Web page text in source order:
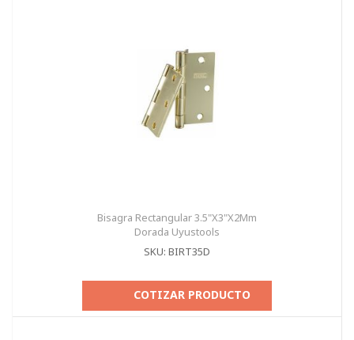
Bisagra Rectangular 3.5"X3"X2Mm
Dorada Uyustools
SKU: BIRT35D
COTIZAR PRODUCTO